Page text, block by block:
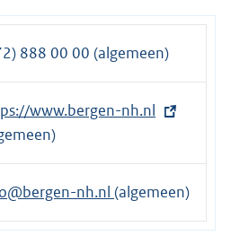
888 00 00 (algemeen)
www.bergen-nh.nl
nh.nl (algemeen)